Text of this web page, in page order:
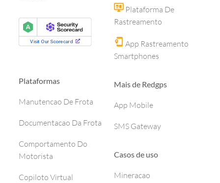
Plataformas
Manutencao De Frota
Documentacao Da Frota
Comportamento Do
Motorista
Copiloto Virtual
Plataforma De
Rastreamento
App Rastreamento
Smartphones
Mais de Redgps
App Mobile
SMS Gateway
Casos de uso
Mineracao